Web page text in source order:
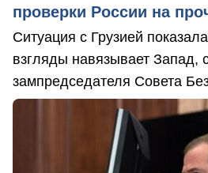
проверки России на
Ситуация с Грузией
взгляды навязывает Запад,
зампредседателя Совета